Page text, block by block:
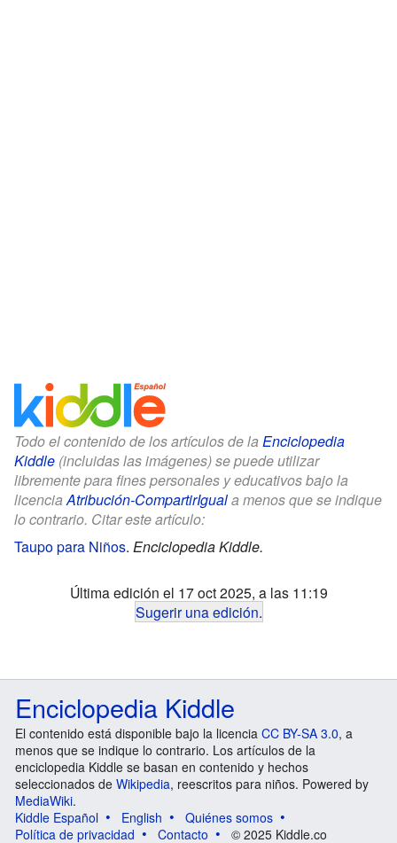
Todo el contenido de los artículos de la Enciclopedia
Kiddle (incluidas las imágenes) se puede utilizar
libremente para fines personales y educativos bajo la
licenciaAtribución-CompartirIguala menos que se indique
lo contrario. Citar este artículo:
Taupo para Niños. Enciclopedia Kiddle.
Última edición el 17 oct 2025, a las 11:19
Sugerir una edición.
Enciclopedia Kiddle
El contenido está disponible bajo la licencia CC BY-SA 3.0, a
menos que se indique lo contrario. Los artículos de la
enciclopedia Kiddle se basan en contenido y hechos
seleccionados de Wikipedia, reescritos para niños. Powered by
MediaWiki.
Kiddle Español
English
Quiénes somos
Política de privacidad
Contacto © 2025 Kiddle.co